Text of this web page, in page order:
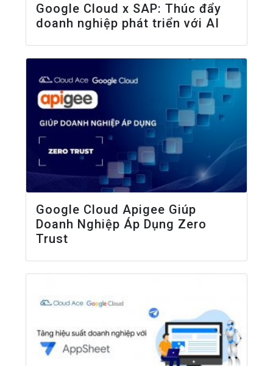
Google Cloud x SAP: Thúc đẩy
doanh nghiệp phát triển với AI
Google Cloud Apigee Giúp
Doanh Nghiệp Áp Dụng Zero
Trust